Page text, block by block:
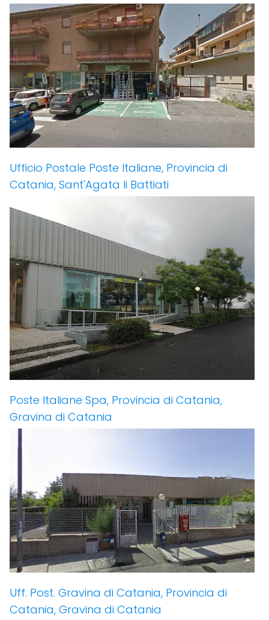
Ufficio Postale Poste Italiane, Provincia di
Catania, Sant'Agata li Battiati
Poste Italiane Spa, Provincia di Catania,
Gravina di Catania
Uff. Post. Gravina di Catania, Provincia di
Catania, Gravina di Catania